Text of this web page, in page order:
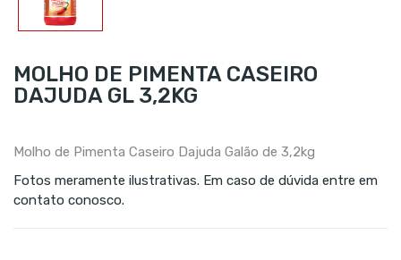
MOLHO DE PIMENTA CASEIRO
DAJUDA GL 3,2KG
Molho de Pimenta Caseiro Dajuda Galão de 3,2kg
Fotos meramente ilustrativas. Em caso de dúvida entre em
contato conosco.